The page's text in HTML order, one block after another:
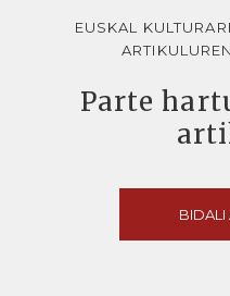
EUSKAL
Parte
BIDALI